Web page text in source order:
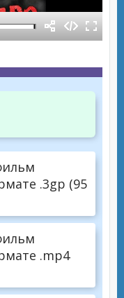
.3gp (95
.mp4